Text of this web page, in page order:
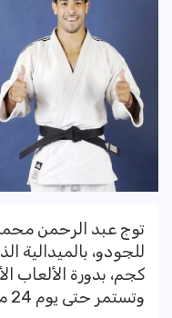
توج عبد الرحمن
كجم، بدورة الألعاب
وتستمر حتى يوم 24 مارس الجاري.